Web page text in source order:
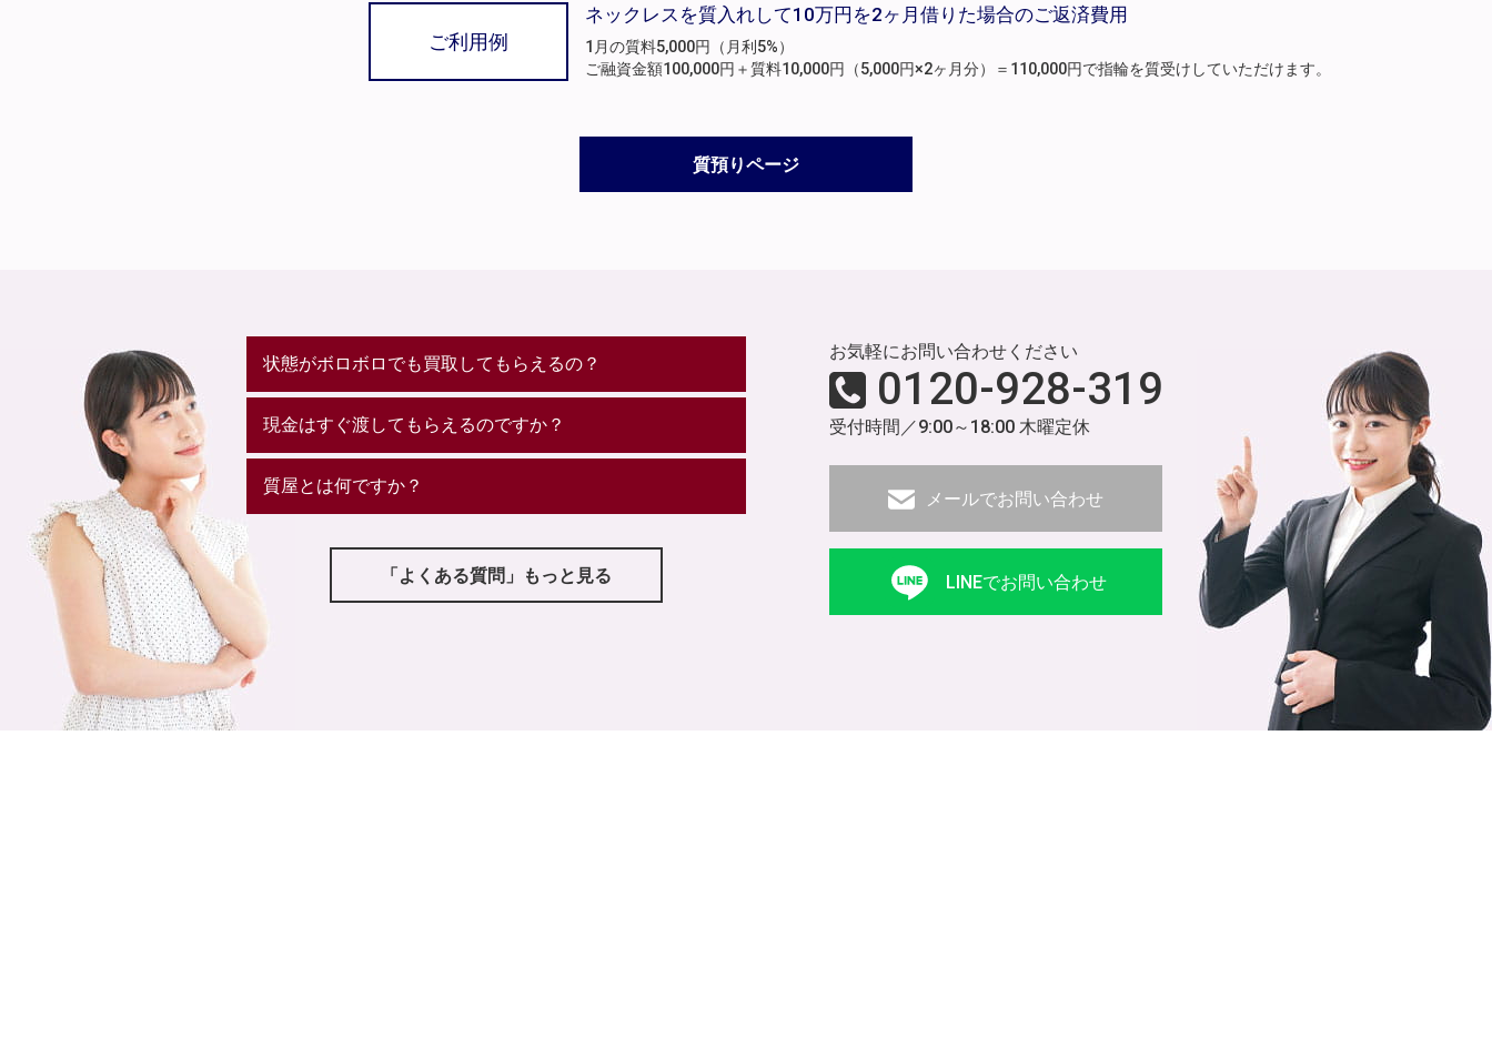
ご利用例
ネックレスを質入れして10万円を2ヶ月借りた場合のご返済費用
1月の質料5,000円（月利5%）
ご融資金額100,000円＋質料10,000円（5,000円×2ヶ月分）＝110,000円で指輪を質受けしていただけます。
質預りページ
状態がボロボロでも買取してもらえるの？
現金はすぐ渡してもらえるのですか？
質屋とは何ですか？
「よくある質問」もっと見る
お気軽にお問い合わせください
0120-928-319
受付時間／9:00～18:00 木曜定休
メールでお問い合わせ
LINEでお問い合わせ